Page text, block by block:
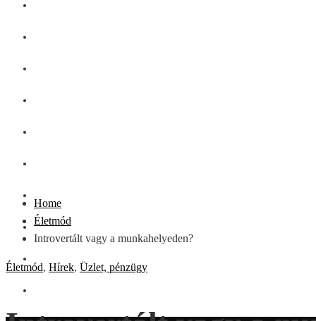
OTTHON
Home
Életmód
Introvertált vagy a munkahelyeden?
Életmód, Hírek, Üzlet, pénzügy